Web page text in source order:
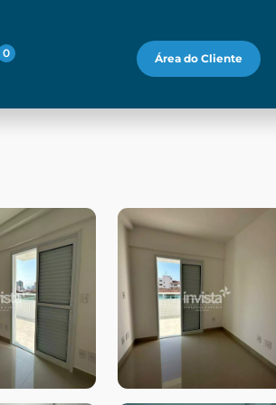
0 Área do Cliente